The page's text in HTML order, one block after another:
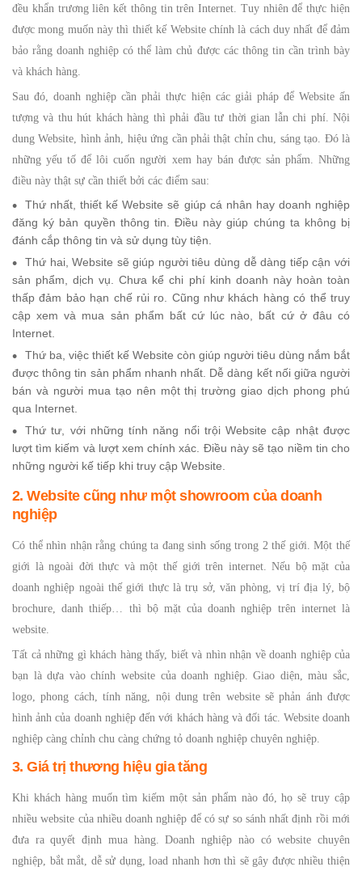
đều khẩn trương liên kết thông tin trên Internet. Tuy nhiên để thực hiện
được mong muốn này thì thiết kế Website chính là cách duy nhất để đảm
bảo rằng doanh nghiệp có thể làm chủ được các thông tin cần trình bày
và khách hàng.
Sau đó, doanh nghiệp cần phải thực hiện các giải pháp để Website ấn
tượng và thu hút khách hàng thì phải đầu tư thời gian lẫn chi phí. Nội
dung Website, hình ảnh, hiệu ứng cần phải thật chỉn chu, sáng tạo. Đó là
những yếu tố để lôi cuốn người xem hay bán được sản phẩm. Những
điều này thật sự cần thiết bởi các điểm sau:
Thứ nhất, thiết kế Website sẽ giúp cá nhân hay doanh nghiệp
đăng ký bản quyền thông tin. Điều này giúp chúng ta không bị
đánh cắp thông tin và sử dụng tùy tiện.
Thứ hai, Website sẽ giúp người tiêu dùng dễ dàng tiếp cận với
sản phẩm, dịch vụ. Chưa kể chi phí kinh doanh này hoàn toàn
thấp đảm bảo hạn chế rủi ro. Cũng như khách hàng có thể truy
cập xem và mua sản phẩm bất cứ lúc nào, bất cứ ở đâu có
Internet.
Thứ ba, việc thiết kế Website còn giúp người tiêu dùng nắm bắt
được thông tin sản phẩm nhanh nhất. Dễ dàng kết nối giữa người
bán và người mua tạo nên một thị trường giao dịch phong phú
qua Internet.
Thứ tư, với những tính năng nổi trội Website cập nhật được
lượt tìm kiếm và lượt xem chính xác. Điều này sẽ tạo niềm tin cho
những người kế tiếp khi truy cập Website.
2. Website cũng như một showroom của doanh
nghiệp
Có thể nhìn nhận rằng chúng ta đang sinh sống trong 2 thế giới. Một thế
giới là ngoài đời thực và một thế giới trên internet. Nếu bộ mặt của
doanh nghiệp ngoài thế giới thực là trụ sở, văn phòng, vị trí địa lý, bộ
brochure, danh thiếp… thì bộ mặt của doanh nghiệp trên internet là
website.
Tất cả những gì khách hàng thấy, biết và nhìn nhận về doanh nghiệp của
bạn là dựa vào chính website của doanh nghiệp. Giao diện, màu sắc,
logo, phong cách, tính năng, nội dung trên website sẽ phản ánh được
hình ảnh của doanh nghiệp đến với khách hàng và đối tác. Website doanh
nghiệp càng chỉnh chu càng chứng tỏ doanh nghiệp chuyên nghiệp.
3. Giá trị thương hiệu gia tăng
Khi khách hàng muốn tìm kiếm một sản phẩm nào đó, họ sẽ truy cập
nhiều website của nhiều doanh nghiệp để có sự so sánh nhất định rồi mới
đưa ra quyết định mua hàng. Doanh nghiệp nào có website chuyên
nghiệp, bắt mắt, dễ sử dụng, load nhanh hơn thì sẽ gây được nhiều thiện